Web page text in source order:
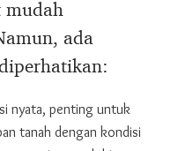
mudah
ada
nyata, penting untuk
tanah dengan kondisi